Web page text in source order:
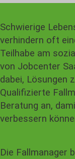
Schwierige
verhindern oft
Teilhabe am
von Jobcenter
dabei, Lösungen
Qualifizierte
Beratung an,
verbessern
Die Fallmanager